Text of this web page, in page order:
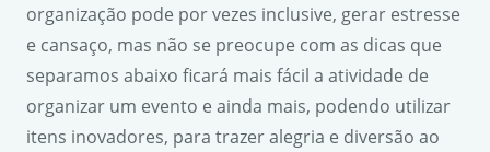
organização pode por vezes inclusive, gerar estresse
e cansaço, mas não se preocupe com as dicas que
separamos abaixo ficará mais fácil a atividade de
organizar um evento e ainda mais, podendo utilizar
itens inovadores, para trazer alegria e diversão ao